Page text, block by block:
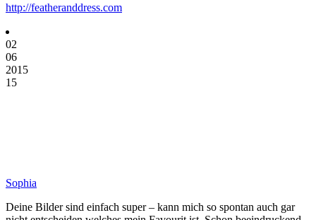
http://featheranddress.com
02
06
2015
15
Sophia
Deine Bilder sind einfach super – kann mich so spontan auch gar